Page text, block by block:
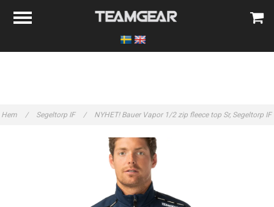
Hem / Segeltorp IF / NYHET! Bauer Vapor 1/2 zip fleece top Sr, Segeltorp IF